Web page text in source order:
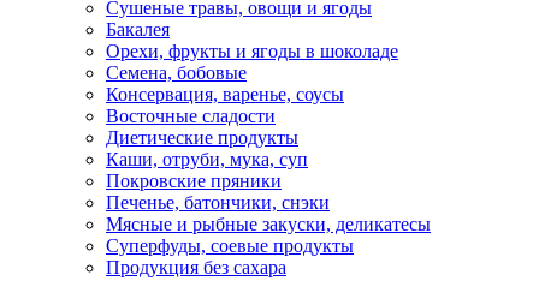
Сушеные травы, овощи и ягоды
Бакалея
Орехи, фрукты и ягоды в шоколаде
Семена, бобовые
Консервация, варенье, соусы
Восточные сладости
Диетические продукты
Каши, отруби, мука, суп
Покровские пряники
Печенье, батончики, снэки
Мясные и рыбные закуски, деликатесы
Суперфуды, соевые продукты
Продукция без сахара